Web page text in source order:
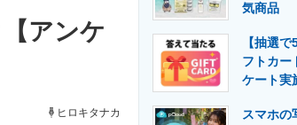
製造業のIT導入・活用を支援
アンケ
ヒロキタナカ
気商品
【抽選
フトカー
ケート実
スマホの